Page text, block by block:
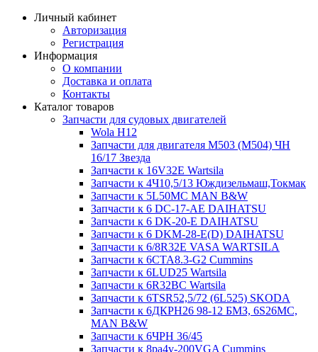
Личный кабинет
Авторизация
Регистрация
Информация
О компании
Доставка и оплата
Контакты
Каталог товаров
Запчасти для судовых двигателей
Wola H12
Запчасти для двигателя M503 (M504) ЧН
16/17 Звезда
Запчасти к 16V32E Wartsila
Запчасти к 4Ч10,5/13 Юждизельмаш,Токмак
Запчасти к 5L50MC MAN B&W
Запчасти к 6 DC-17-AE DAIHATSU
Запчасти к 6 DK-20-E DAIHATSU
Запчасти к 6 DKM-28-E(D) DAIHATSU
Запчасти к 6/8R32E VASA WARTSILA
Запчасти к 6CTA8.3-G2 Cummins
Запчасти к 6LUD25 Wartsila
Запчасти к 6R32BC Wartsila
Запчасти к 6TSR52,5/72 (6L525) SKODA
Запчасти к 6ДКРН26 98-12 БМЗ, 6S26MC,
MAN B&W
Запчасти к 6ЧРН 36/45
Запчасти к 8pa4v-200VGA Cummins